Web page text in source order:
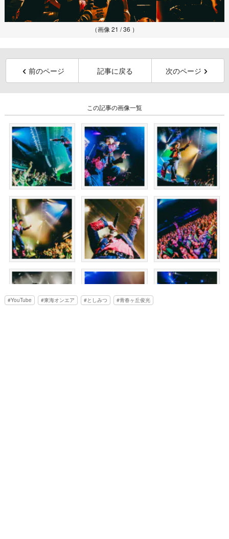
（画像 21 / 36 ）
前のページ 記事に戻る 次のページ
この記事の画像一覧
YouTube 東海オンエア としみつ 青春ヶ丘俊光